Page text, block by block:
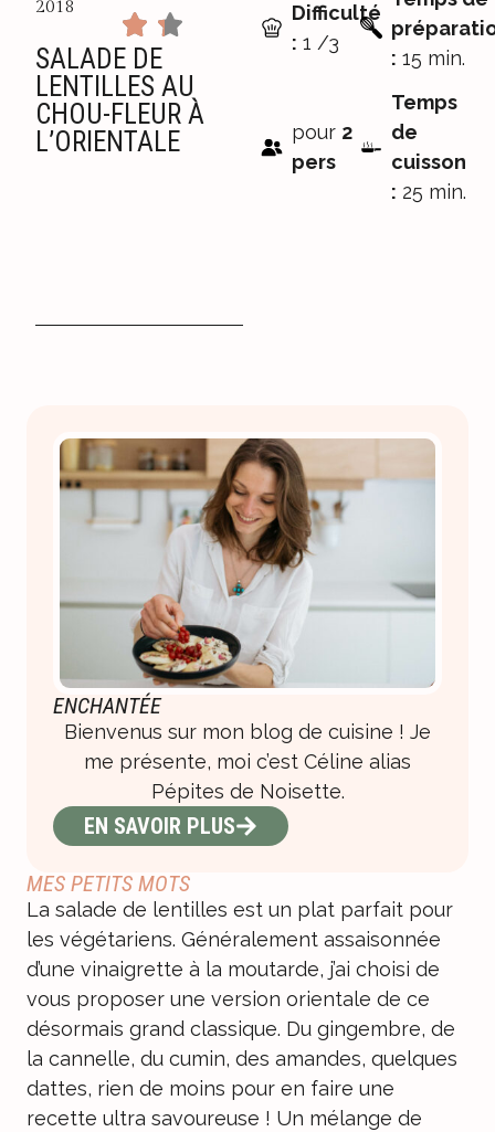
2018
SALADE DE
LENTILLES AU
CHOU-FLEUR À
L’ORIENTALE
Difficulté
: 1 /3
: 15 min.
pour 2
pers
Temps
de
cuisson
: 25 min.
MES PETITS MOTS
La salade de lentilles est un plat parfait pour
les végétariens. Généralement assaisonnée
d’une vinaigrette à la moutarde, j’ai choisi de
vous proposer une version orientale de ce
désormais grand classique. Du gingembre, de
la cannelle, du cumin, des amandes, quelques
dattes, rien de moins pour en faire une
recette ultra savoureuse ! Un mélange de
ENCHANTÉE
Bienvenus sur mon blog de cuisine ! Je
me présente, moi c’est Céline alias
Pépites de Noisette.
EN SAVOIR PLUS